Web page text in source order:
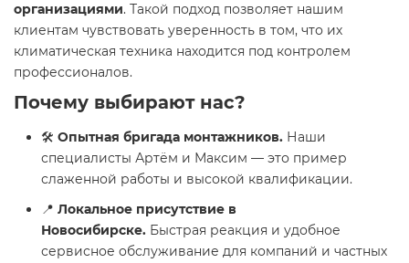
организациями. Такой подход позволяет нашим
клиентам чувствовать уверенность в том, что их
климатическая техника находится под контролем
профессионалов.
Почему выбирают нас?
🛠 Опытная бригада монтажников. Наши
специалисты Артём и Максим — это пример
слаженной работы и высокой квалификации.
📍 Локальное присутствие в
Новосибирске. Быстрая реакция и удобное
сервисное обслуживание для компаний и частных